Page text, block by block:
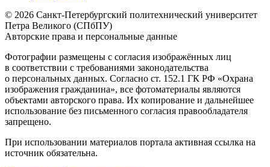
© 2026 Санкт-Петербургский политехнический университет
Петра Великого (СПбПУ)
Авторские права и персональные данные
Фотографии размещены с согласия изображённых лиц
в соответствии с требованиями законодательства
о персональных данных. Согласно ст. 152.1 ГК РФ «Охрана
изображения гражданина», все фотоматериалы являются
объектами авторского права. Их копирование и дальнейшее
использование без письменного согласия правообладателя
запрещено.
При использовании материалов портала активная ссылка на
источник обязательна.